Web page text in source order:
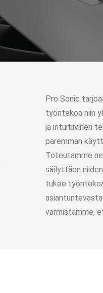
Pro Sonic
työntekoa niin
ja intuitiivinen
paremman
Toteutamme
säilyttäen
tukee
varmistamme,